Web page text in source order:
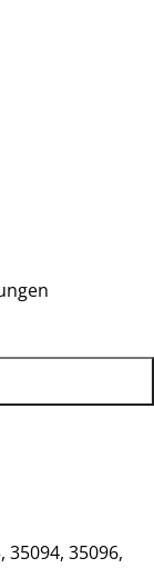
35094, 35096,